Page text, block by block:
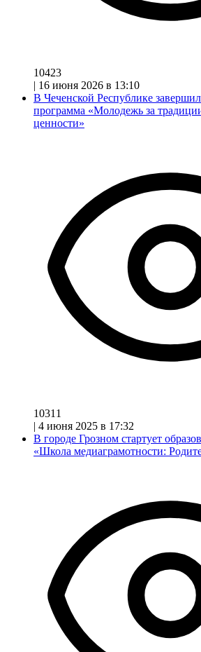
10423
| 16 июня 2026 в 13:10
В Чеченской Республике
программа «Молодежь за
ценности»
10311
| 4 июня 2025 в 17:32
В городе Грозном стартует
«Школа медиаграмотности: